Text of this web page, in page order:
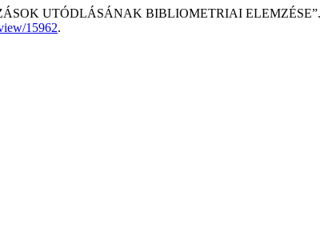
UTÓDLÁSÁNAK BIBLIOMETRIAI ELEMZÉSE”.
15962.